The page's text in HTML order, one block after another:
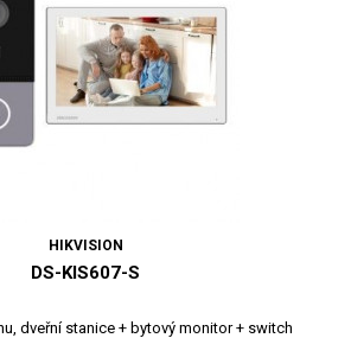
HIKVISION
DS-KIS607-S
dveřní stanice + bytový monitor + switch